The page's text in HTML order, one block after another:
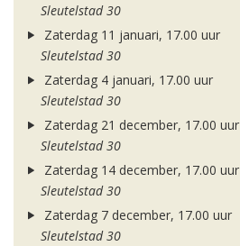
Sleutelstad 30
Zaterdag 11 januari, 17.00 uur
Sleutelstad 30
Zaterdag 4 januari, 17.00 uur
Sleutelstad 30
Zaterdag 21 december, 17.00 uur
Sleutelstad 30
Zaterdag 14 december, 17.00 uur
Sleutelstad 30
Zaterdag 7 december, 17.00 uur
Sleutelstad 30